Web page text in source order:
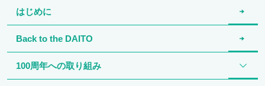
はじめに
Back to the DAITO
100周年への取り組み